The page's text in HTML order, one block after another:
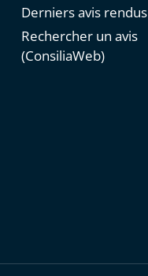
Derniers avis rendus
Rechercher un avis
(ConsiliaWeb)